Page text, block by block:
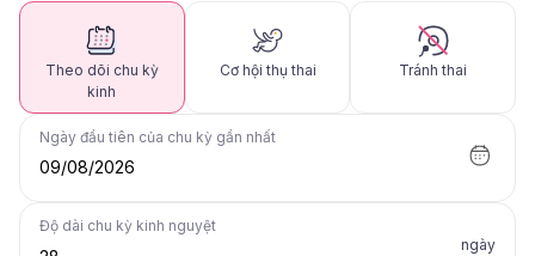
Theo dõi chu kỳ
kinh
Cơ hội thụ thai Tránh thai
Ngày đầu tiên của chu kỳ gần nhất
09/08/2026
Độ dài chu kỳ kinh nguyệt
ngày